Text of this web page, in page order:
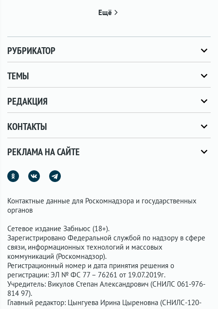
Ещё
РУБРИКАТОР
ТЕМЫ
РЕДАКЦИЯ
КОНТАКТЫ
РЕКЛАМА НА САЙТЕ
Контактные данные для Роскомнадзора и государственных
органов
Сетевое издание Забньюс (18+).
Зарегистрировано Федеральной службой по надзору в сфере
связи, информационных технологий и массовых
коммуникаций (Роскомнадзор).
Регистрационный номер и дата принятия решения о
регистрации: ЭЛ № ФС 77 – 76261 от 19.07.2019г.
Учредитель: Викулов Степан Александрович (СНИЛС 061-976-
814 97).
Главный редактор: Цынгуева Ирина Цыреновна (СНИЛС-120-